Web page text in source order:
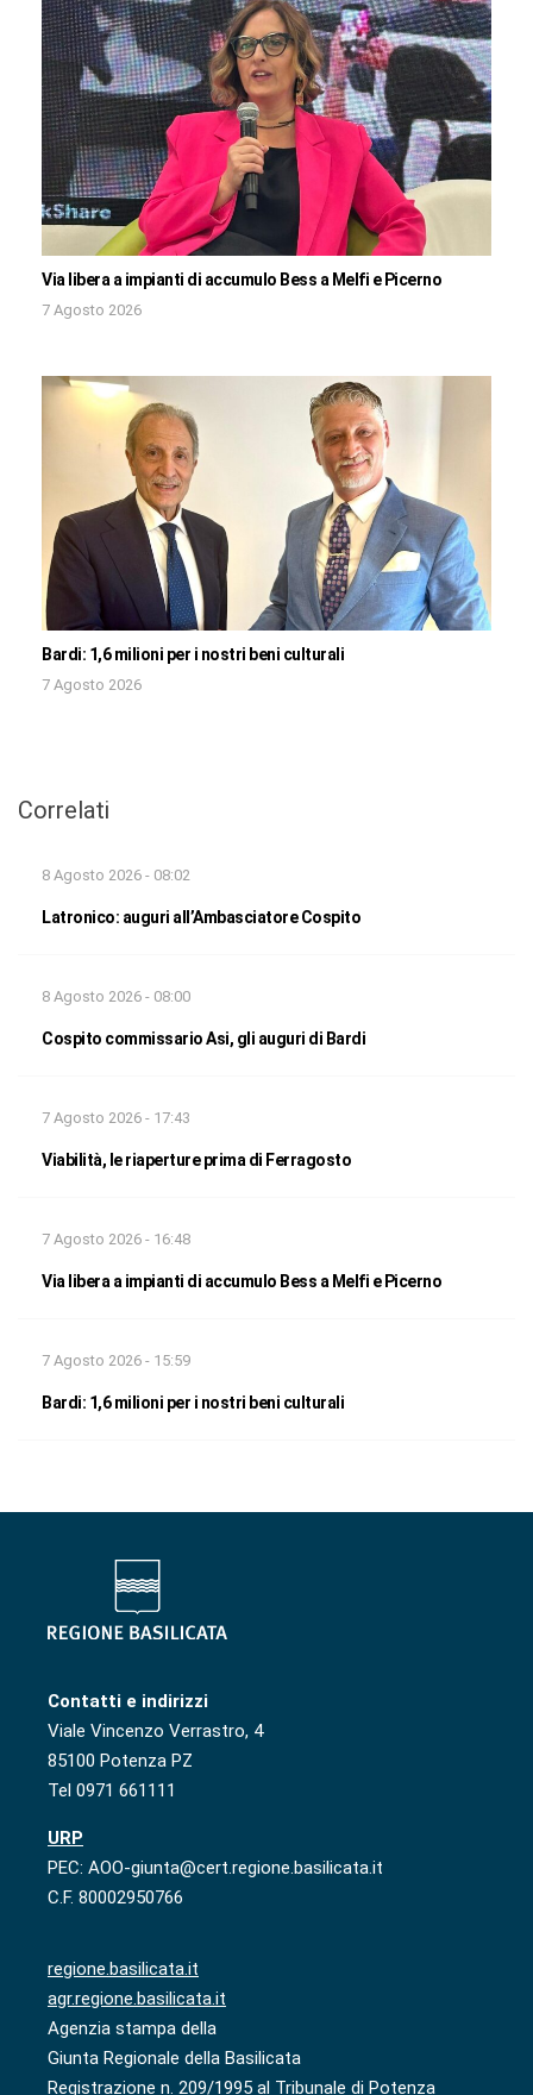
Via libera a impianti di accumulo Bess a Melfi e Picerno
7 Agosto 2026
Bardi: 1,6 milioni per i nostri beni culturali
7 Agosto 2026
Correlati
8 Agosto 2026 - 08:02
Latronico: auguri all’Ambasciatore Cospito
8 Agosto 2026 - 08:00
Cospito commissario Asi, gli auguri di Bardi
7 Agosto 2026 - 17:43
Viabilità, le riaperture prima di Ferragosto
7 Agosto 2026 - 16:48
Via libera a impianti di accumulo Bess a Melfi e Picerno
7 Agosto 2026 - 15:59
Bardi: 1,6 milioni per i nostri beni culturali
Contatti e indirizzi
Viale Vincenzo Verrastro, 4
85100 Potenza PZ
Tel 0971 661111
URP
PEC: AOO-giunta@cert.regione.basilicata.it
C.F. 80002950766
regione.basilicata.it
agr.regione.basilicata.it
Agenzia stampa della
Giunta Regionale della Basilicata
Registrazione n. 209/1995 al Tribunale di Potenza